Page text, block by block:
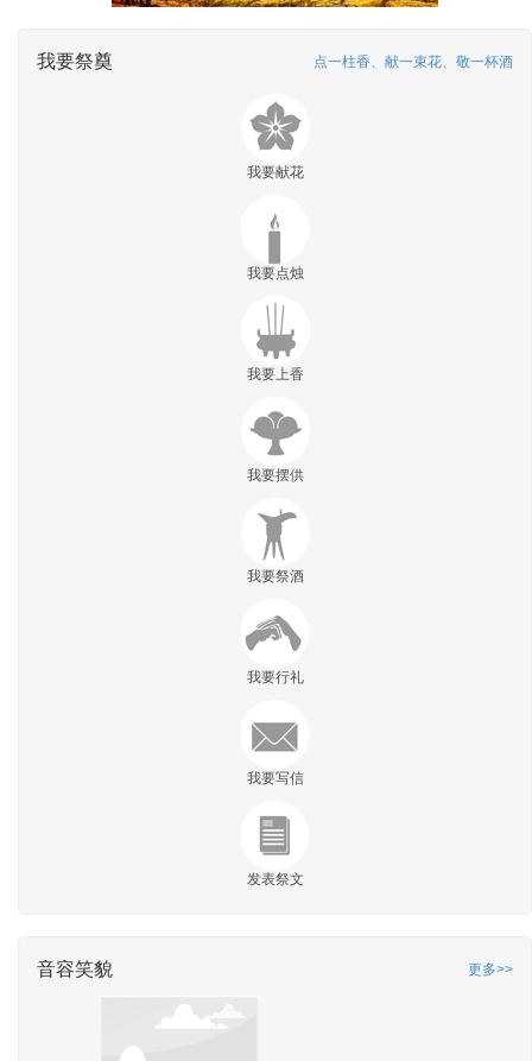
我要祭奠 点一柱香、献一束花、敬一杯酒
我要献花
我要点烛
我要上香
我要摆供
我要祭酒
我要行礼
我要写信
发表祭文
音容笑貌 更多>>